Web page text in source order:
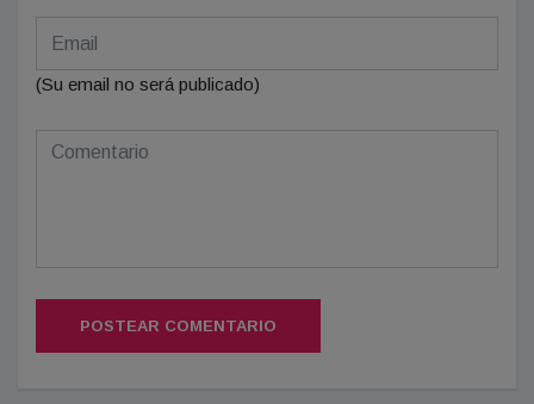
(Su email no será publicado)
POSTEAR COMENTARIO